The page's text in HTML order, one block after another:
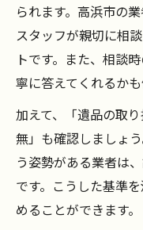
られます。高浜市の
スタッフが親切に相
トです。また、相談
寧に答えてくれるか
加えて、「遺品の取
無」も確認しましょ
う姿勢がある業者は
です。こうした基準
めることができます。